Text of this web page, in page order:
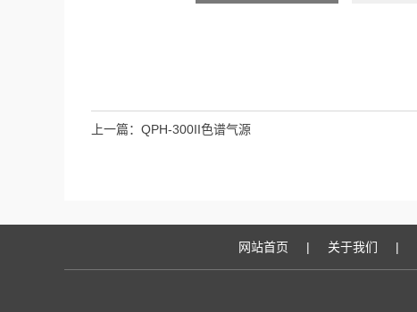
上一篇： QPH-300II色谱气源
网站首页 | 关于我们 |